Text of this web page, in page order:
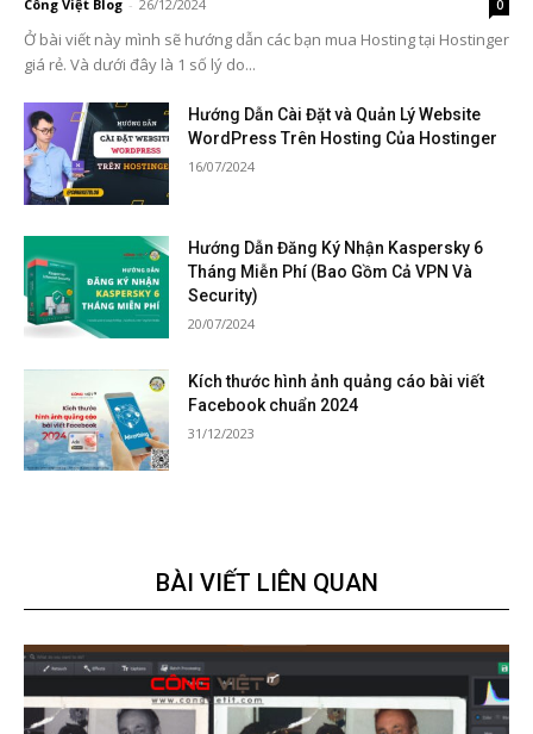
Công Việt Blog - 26/12/2024 0
Ở bài viết này mình sẽ hướng dẫn các bạn mua Hosting tại Hostinger
giá rẻ. Và dưới đây là 1 số lý do...
Hướng Dẫn Cài Đặt và Quản Lý Website
WordPress Trên Hosting Của Hostinger
16/07/2024
Hướng Dẫn Đăng Ký Nhận Kaspersky 6
Tháng Miễn Phí (Bao Gồm Cả VPN Và
Security)
20/07/2024
Kích thước hình ảnh quảng cáo bài viết
Facebook chuẩn 2024
31/12/2023
BÀI VIẾT LIÊN QUAN